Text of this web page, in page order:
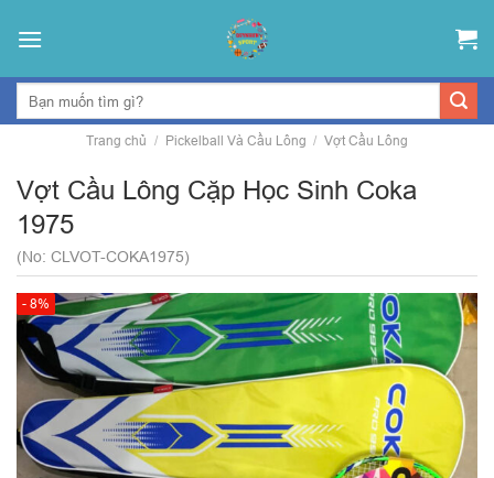
Trang chủ / Pickelball Và Cầu Lông / Vợt Cầu Lông
Vợt Cầu Lông Cặp Học Sinh Coka
1975
(No: CLVOT-COKA1975)
- 8%